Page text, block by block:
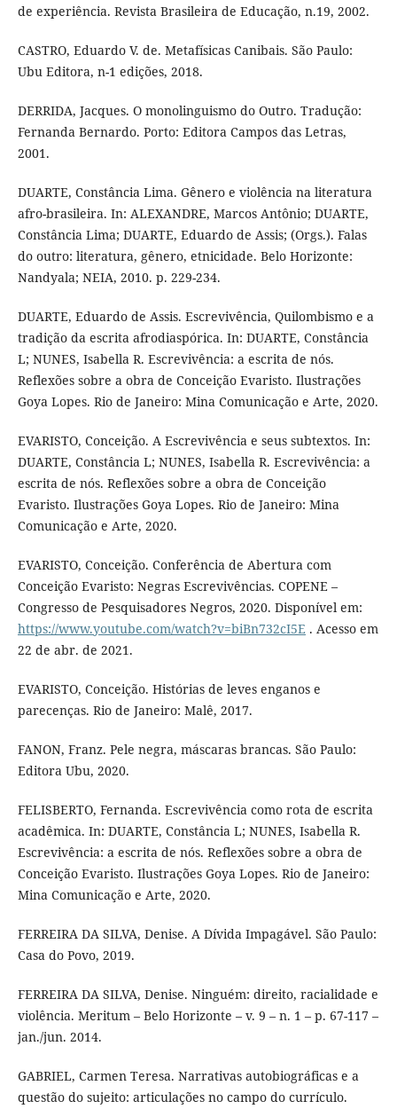
de experiência. Revista Brasileira de Educação, n.19, 2002.
CASTRO, Eduardo V. de. Metafísicas Canibais. São Paulo:
Ubu Editora, n-1 edições, 2018.
DERRIDA, Jacques. O monolinguismo do Outro. Tradução:
Fernanda Bernardo. Porto: Editora Campos das Letras,
2001.
DUARTE, Constância Lima. Gênero e violência na literatura
afro-brasileira. In: ALEXANDRE, Marcos Antônio; DUARTE,
Constância Lima; DUARTE, Eduardo de Assis; (Orgs.). Falas
do outro: literatura, gênero, etnicidade. Belo Horizonte:
Nandyala; NEIA, 2010. p. 229-234.
DUARTE, Eduardo de Assis. Escrevivência, Quilombismo e a
tradição da escrita afrodiaspórica. In: DUARTE, Constância
L; NUNES, Isabella R. Escrevivência: a escrita de nós.
Reflexões sobre a obra de Conceição Evaristo. Ilustrações
Goya Lopes. Rio de Janeiro: Mina Comunicação e Arte, 2020.
EVARISTO, Conceição. A Escrevivência e seus subtextos. In:
DUARTE, Constância L; NUNES, Isabella R. Escrevivência: a
escrita de nós. Reflexões sobre a obra de Conceição
Evaristo. Ilustrações Goya Lopes. Rio de Janeiro: Mina
Comunicação e Arte, 2020.
EVARISTO, Conceição. Conferência de Abertura com
Conceição Evaristo: Negras Escrevivências. COPENE –
Congresso de Pesquisadores Negros, 2020. Disponível em:
https://www.youtube.com/watch?v=biBn732cI5E . Acesso em
22 de abr. de 2021.
EVARISTO, Conceição. Histórias de leves enganos e
parecenças. Rio de Janeiro: Malê, 2017.
FANON, Franz. Pele negra, máscaras brancas. São Paulo:
Editora Ubu, 2020.
FELISBERTO, Fernanda. Escrevivência como rota de escrita
acadêmica. In: DUARTE, Constância L; NUNES, Isabella R.
Escrevivência: a escrita de nós. Reflexões sobre a obra de
Conceição Evaristo. Ilustrações Goya Lopes. Rio de Janeiro:
Mina Comunicação e Arte, 2020.
FERREIRA DA SILVA, Denise. A Dívida Impagável. São Paulo:
Casa do Povo, 2019.
FERREIRA DA SILVA, Denise. Ninguém: direito, racialidade e
violência. Meritum – Belo Horizonte – v. 9 – n. 1 – p. 67-117 –
jan./jun. 2014.
GABRIEL, Carmen Teresa. Narrativas autobiográficas e a
questão do sujeito: articulações no campo do currículo.